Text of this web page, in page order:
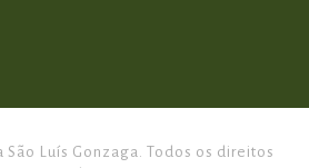
Luís Gonzaga. Todos os direitos